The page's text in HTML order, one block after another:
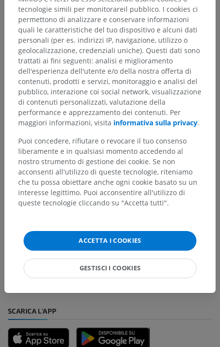
Anatomia umana 1
Neuroanatomia umana
Sistema nervoso centrale > Encefalo
Tronco encefalico > Ponte > Morfologia esterna
Parte basilare del ponte
> Tegmento pontino
>
Sostanza grigia
> Nuclei reticolari
Nucleo reticolare rostrale del pont
Strutture sottostanti: Non sono presenti strutture
soggiacenti per questa parte anatomica
Traduzioni
Non esitare a suggerire una correzione, traduzione o
un miglioramento dei contenuti.
SCARICA L'APP
tecnologie simili per monitorareil pubblico. I cookies ci
permettono di analizzare e conservare informazioni
quali le caratteristiche del tuo dispositivo e alcuni dati
personali (per es. indirizzi IP, navigazione, utilizzo o
geolocalizzazione, credenziali uniche). Questi dati sono
trattati ai fini seguenti: analisi e miglioramento
dell'esperienza dell'utente e/o della nostra offerta di
contenuti, prodotti e servizi, monitoraggio e analisi del
pubblico, interazione coi social network, visualizzazione
di contenuti personalizzati, valutazione della
performance e apprezzamento dei contenuti. Per
maggiori informazioni, visita informativa sulla privacy.
Puoi concedere, rifiutare o revocare il tuo consenso
liberamente e in qualsiasi momento accedendo al
nostro strumento di gestione dei cookie. Se non
acconsenti all'utilizzo di queste tecnologie, riteniamo
che tu possa obiettare anche ogni cookie basato su un
interesse legittimo. Puoi acconsentire all'utilizzo di
queste tecnologie cliccando su "Accetta tutti".
ACCETTA I COOKIES
GESTISCI I COOKIES